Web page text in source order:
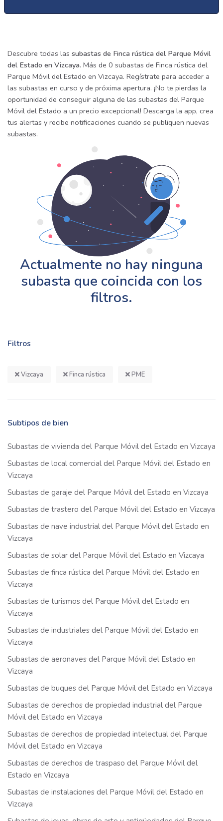
Filtros
Vizcaya Finca rústica PME
Subtipos de bien
Subastas de vivienda del Parque Móvil del Estado en Vizcaya
Subastas de local comercial del Parque Móvil del Estado en
Vizcaya
Subastas de garaje del Parque Móvil del Estado en Vizcaya
Subastas de trastero del Parque Móvil del Estado en Vizcaya
Subastas de nave industrial del Parque Móvil del Estado en
Vizcaya
Subastas de solar del Parque Móvil del Estado en Vizcaya
Subastas de finca rústica del Parque Móvil del Estado en
Vizcaya
Subastas de turismos del Parque Móvil del Estado en
Vizcaya
Subastas de industriales del Parque Móvil del Estado en
Vizcaya
Subastas de aeronaves del Parque Móvil del Estado en
Vizcaya
Subastas de buques del Parque Móvil del Estado en Vizcaya
Subastas de derechos de propiedad industrial del Parque
Móvil del Estado en Vizcaya
Subastas de derechos de propiedad intelectual del Parque
Móvil del Estado en Vizcaya
Subastas de derechos de traspaso del Parque Móvil del
Estado en Vizcaya
Subastas de instalaciones del Parque Móvil del Estado en
Vizcaya
Descubre todas las subastas de Finca rústica del Parque Móvil
del Estado en Vizcaya. Más de 0 subastas de Finca rústica del
Parque Móvil del Estado en Vizcaya. Regístrate para acceder a
las subastas en curso y de próxima apertura. ¡No te pierdas la
oportunidad de conseguir alguna de las subastas del Parque
Móvil del Estado a un precio excepcional! Descarga la app, crea
tus alertas y recibe notificaciones cuando se publiquen nuevas
subastas.
Actualmente no hay ninguna
subasta que coincida con los
filtros.